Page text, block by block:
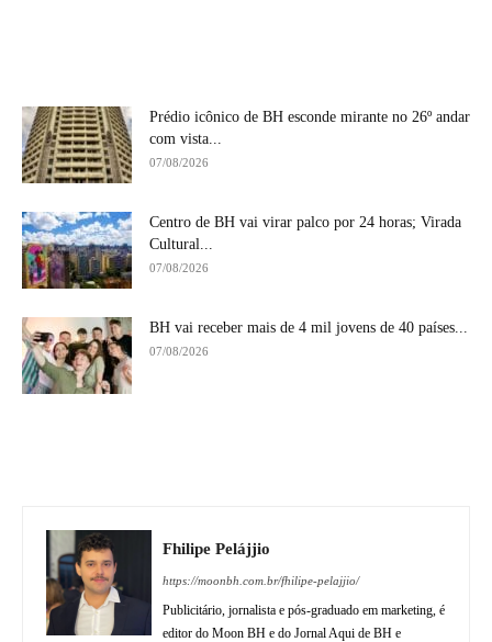
Prédio icônico de BH esconde mirante no 26º andar
com vista...
07/08/2026
Centro de BH vai virar palco por 24 horas; Virada
Cultural...
07/08/2026
BH vai receber mais de 4 mil jovens de 40 países...
07/08/2026
Fhilipe Pelájjio
https://moonbh.com.br/fhilipe-pelajjio/
Publicitário, jornalista e pós-graduado em marketing, é
editor do Moon BH e do Jornal Aqui de BH e